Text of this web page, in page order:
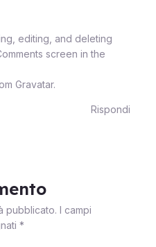
editing, and deleting
screen in the
Gravatar.
Rispondi
pubblicato.
I campi
*